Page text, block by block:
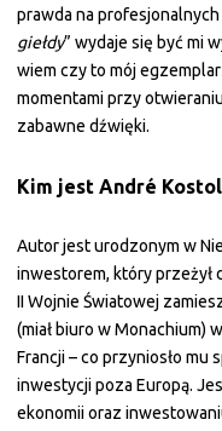
prawda na profesjonalnych
giełdy” wydaje się być mi
wiem czy to mój
momentami przy
zabawne dźwięki.
Kim jest André
Autor jest urodzonym w
inwestorem, który przeżył
II Wojnie Światowej
(miał biuro w Monachium)
Francji – co przyniosło mu
inwestycji poza Europą.
ekonomii oraz